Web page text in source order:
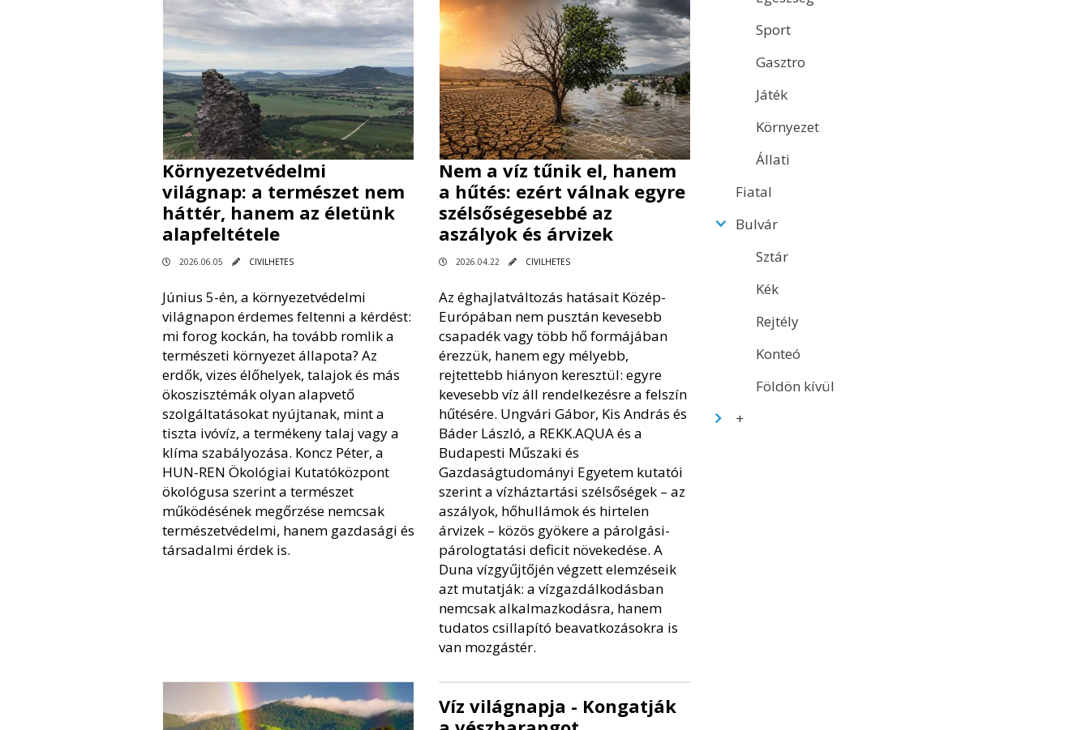
Környezetvédelmi
világnap: a természet nem
háttér, hanem az életünk
alapfeltétele
2026.06.05 CIVILHETES
Június 5-én, a környezetvédelmi
világnapon érdemes feltenni a kérdést:
mi forog kockán, ha tovább romlik a
természeti környezet állapota? Az
erdők, vizes élőhelyek, talajok és más
ökoszisztémák olyan alapvető
szolgáltatásokat nyújtanak, mint a
tiszta ivóvíz, a termékeny talaj vagy a
klíma szabályozása. Koncz Péter, a
HUN-REN Ökológiai Kutatóközpont
ökológusa szerint a természet
működésének megőrzése nemcsak
természetvédelmi, hanem gazdasági és
társadalmi érdek is.
Nem a víz tűnik el, hanem
a hűtés: ezért válnak egyre
szélsőségesebbé az
aszályok és árvizek
2026.04.22 CIVILHETES
Az éghajlatváltozás hatásait Közép-
Európában nem pusztán kevesebb
csapadék vagy több hő formájában
érezzük, hanem egy mélyebb,
rejtettebb hiányon keresztül: egyre
kevesebb víz áll rendelkezésre a felszín
hűtésére. Ungvári Gábor, Kis András és
Báder László, a REKK.AQUA és a
Budapesti Műszaki és
Gazdaságtudományi Egyetem kutatói
szerint a vízháztartási szélsőségek – az
aszályok, hőhullámok és hirtelen
árvizek – közös gyökere a párolgási-
párologtatási deficit növekedése. A
Duna vízgyűjtőjén végzett elemzéseik
azt mutatják: a vízgazdálkodásban
nemcsak alkalmazkodásra, hanem
tudatos csillapító beavatkozásokra is
van mozgástér.
Víz világnapja - Kongatják
Sport
Gasztro
Játék
Környezet
Állati
Fiatal
Bulvár
Sztár
Kék
Rejtély
Konteó
Földön kívül
+